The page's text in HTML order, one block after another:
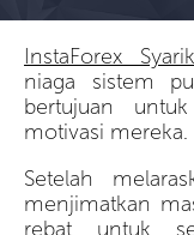
InstaForex
niaga sistem
bertujuan
motivasi mereka.
Setelah
menjimatkan
rebat untuk